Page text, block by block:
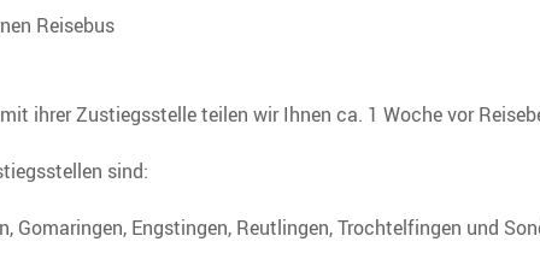
Reisebus
ihrer Zustiegsstelle teilen wir Ihnen ca. 1 Woche vor
sind:
Gomaringen, Engstingen, Reutlingen, Trochtelfingen und